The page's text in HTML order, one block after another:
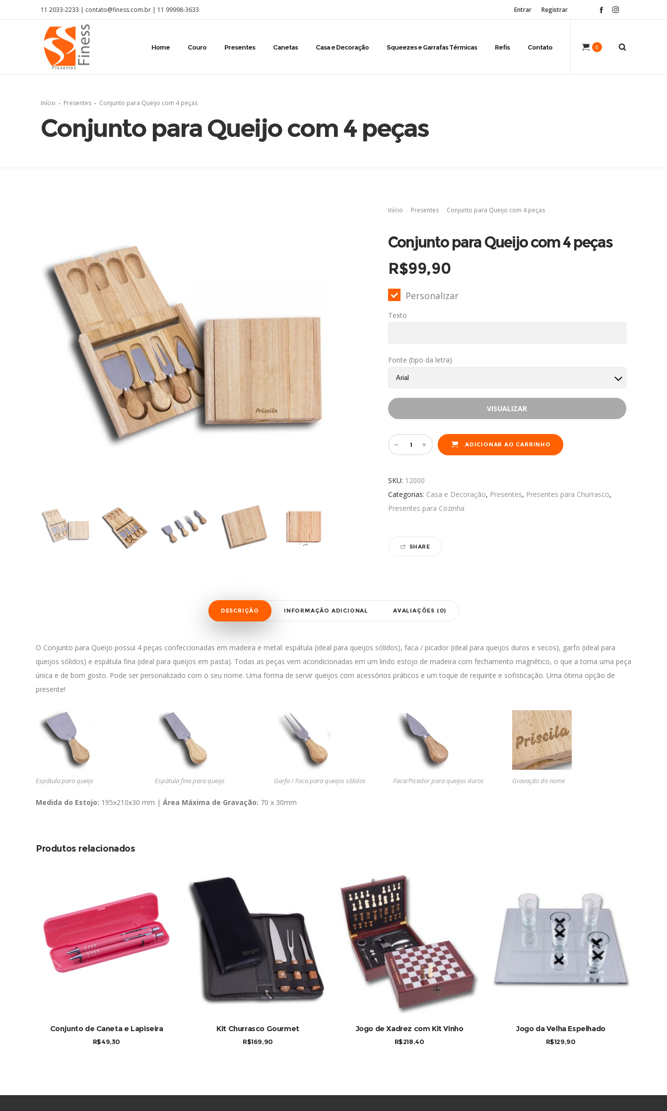
11 2033-2233 | contato@finess.com.br | 11 99998-3633 Entrar Registrar
0
Home Couro Presentes Canetas Casa e Decoração Squeezes e Garrafas Térmicas Refis Contato
Início Presentes Conjunto para Queijo com 4 peças
Conjunto para Queijo com 4 peças
Início Presentes Conjunto para Queijo com 4 peças
Conjunto para Queijo com 4 peças
R$99,90
Personalizar
Texto
Fonte (tipo da letra)
VISUALIZAR
ADICIONAR AO CARRINHO
SKU: 12000
Categorias: Casa e Decoração, Presentes, Presentes para Churrasco,
Presentes para Cozinha
SHARE
DESCRIÇÃO INFORMAÇÃO ADICIONAL AVALIAÇÕES (0)
O Conjunto para Queijo possui 4 peças confeccionadas em madeira e metal: espátula (ideal para queijos sólidos), faca / picador (ideal para queijos duros e secos), garfo (ideal para
queijos sólidos) e espátula fina (ideal para queijos em pasta). Todas as peças vem acondicionadas em um lindo estojo de madeira com fechamento magnético, o que a torna uma peça
única e de bom gosto. Pode ser personalizado com o seu nome. Uma forma de servir queijos com acessórios práticos e um toque de requinte e sofisticação. Uma ótima opção de
presente!
Espátula para queijo Espátula fina para queijo Garfo / Faca para queijos sólidos Faca/Picador para queijos duros Gravação do nome
Medida do Estojo: 195x210x30 mm | Área Máxima de Gravação: 70 x 30mm
Produtos relacionados
COMPRAR
Este produto tem várias variantes. As opções podem ser escolhidas na página do produto
Conjunto de Caneta e Lapiseira
R$49,30
COMPRAR
Kit Churrasco Gourmet
R$169,90
COMPRAR
Jogo de Xadrez com Kit Vinho
R$218,40
COMPRAR
Jogo da Velha Espelhado
R$129,90